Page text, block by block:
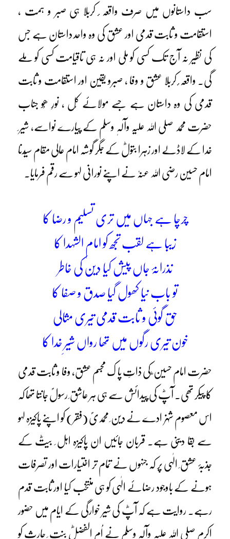
سب داستانوں میں صرف واقعہ ٔ کربلا ہی صبر و ہمت ،
استقامت و ثابت قدمی اور عشق کی وہ واحد داستان ہے جس
کی نظیر نہ آج تک کسی کو ملی اور نہ ہی تاقیامت کسی کو ملے
گی۔ واقعہ ٔ کربلا عشق و وفا ، صبرو یقین اور استقامت و ثابت
قدمی کی وہ داستان ہے جسے مولائے کُل ، نورِ ھُو جناب
حضرت محمد صلی اللہ علیہ وآلہٖ وسلم کے پیارے نواسے، شیر ِ
خدا کے لاڈلے اور زہرا بتولؓ کے جگر گوشہ امام عالی مقام سیّدنا
امام حسین رضی اللہ عنہٗ نے اپنے نورانی لہو سے رقم فرمایا۔
چرچا ہے جہاں میں تری تسلیم و رضا کا
زیبا ہے لقب تجھ کو امام الشہدا کا
نذرانۂ جاں پیش کیا دین کی خاطر
تو باب نیا کھول گیا صدق و صفا کا
حق گوئی و ثابت قدمی تیری مثالی
خون تیری رگوں میں تھا رواں شیرِ خدا کا
حضرت امام حسین ؓ کی ذاتِ پا ک مجسم عشق، وفا و ثابت قدمی
کا پیکر تھی۔ آپؓ کی پیدائش سے ہی ہر عاشق ِ رسولؐ جانتا تھا کہ
اس معصوم شہزادے نے دین ِ محمدیؐ (فقر) کو اپنے پاکیزہ لہو
سے بقا دینی ہے۔ قربان جائیں ان پاکیزہ اہل ِ بیتؓ کے
جذبۂ عشق ِ الٰہی پر کہ جنہوں نے تمام تر اختیارات اور تصرفات
ہونے کے باوجود رضائے الٰہی کو ہی منتخب کیا اور ثابت قدم
رہے۔ روایت ہے کہ آپؓ کی شیر خوارگی کے ایام میں حضور
اکرم صلی اللہ علیہ وآلہٖ وسلم نے اُم الفضلؓ بنت ِ حارث کو